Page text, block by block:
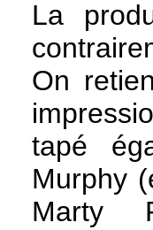
La
On
tapé
Murphy
Marty